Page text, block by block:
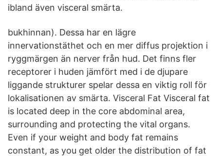
ibland även visceral smärta.
bukhinnan). Dessa har en lägre
innervationstäthet och en mer diffus projektion i
ryggmärgen än nerver från hud. Det finns fler
receptorer i huden jämfört med i de djupare
liggande strukturer spelar dessa en viktig roll för
lokalisationen av smärta. Visceral Fat Visceral fat
is located deep in the core abdominal area,
surrounding and protecting the vital organs.
Even if your weight and body fat remains
constant, as you get older the distribution of fat